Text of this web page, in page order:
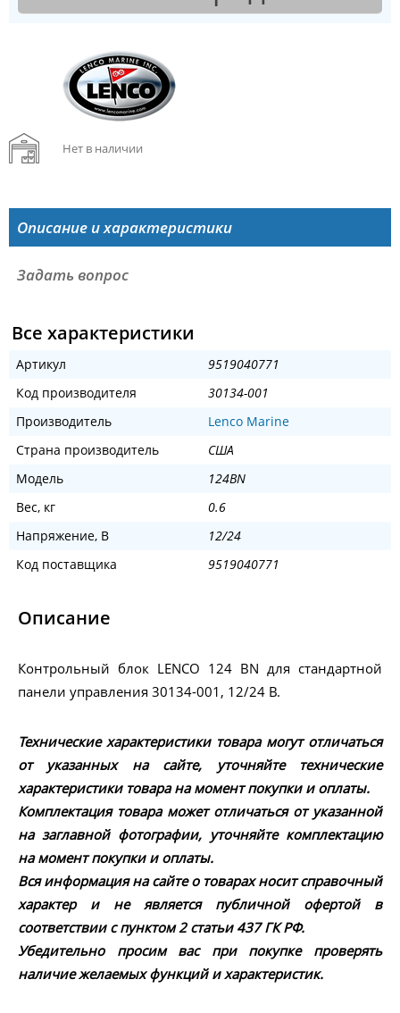
Нет в наличии
Описание и характеристики
Задать вопрос
Все характеристики
Артикул
9519040771
Код производителя
30134-001
Производитель
Lenco Marine
Страна производитель
США
Модель
124BN
Вес, кг
0.6
Напряжение, В
12/24
Код поставщика
9519040771
Описание
Контрольный блок LENCO 124 BN для стандартной
панели управления 30134-001, 12/24 В.
Технические характеристики товара могут отличаться
от указанных на сайте, уточняйте технические
характеристики товара на момент покупки и оплаты.
Комплектация товара может отличаться от указанной
на заглавной фотографии, уточняйте комплектацию
на момент покупки и оплаты.
Вся информация на сайте о товарах носит справочный
характер и не является публичной офертой в
соответствии с пунктом 2 статьи 437 ГК РФ.
Убедительно просим вас при покупке проверять
наличие желаемых функций и характеристик.